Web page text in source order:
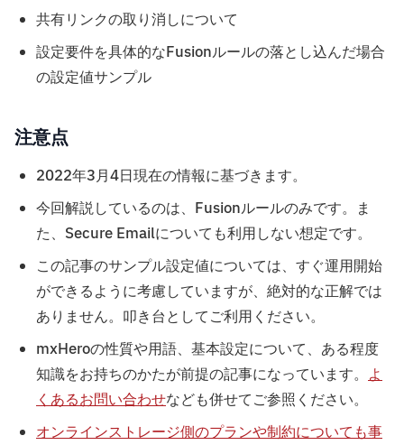
共有リンクの取り消しについて
設定要件を具体的なFusionルールの落とし込んだ場合
の設定値サンプル
注意点
2022年3月4日現在の情報に基づきます。
今回解説しているのは、Fusionルールのみです。ま
た、Secure Emailについても利用しない想定です。
この記事のサンプル設定値については、すぐ運用開始
ができるように考慮していますが、絶対的な正解では
ありません。叩き台としてご利用ください。
mxHeroの性質や用語、基本設定について、ある程度
知識をお持ちのかたが前提の記事になっています。 よ
くあるお問い合わせなども併せてご参照ください。
オンラインストレージ側のプランや制約についても事